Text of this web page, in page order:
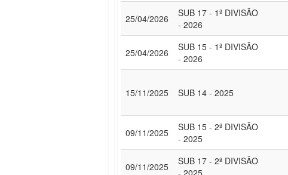
25/04/2026
SUB 17 - 1ª DIVISÃO
- 2026
25/04/2026
SUB 15 - 1ª DIVISÃO
- 2026
15/11/2025 SUB 14 - 2025
09/11/2025
SUB 15 - 2ª DIVISÃO
- 2025
09/11/2025
SUB 17 - 2ª DIVISÃO
- 2025